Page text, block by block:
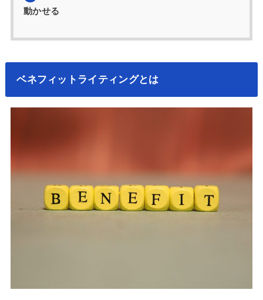
動かせる
ベネフィットライティングとは